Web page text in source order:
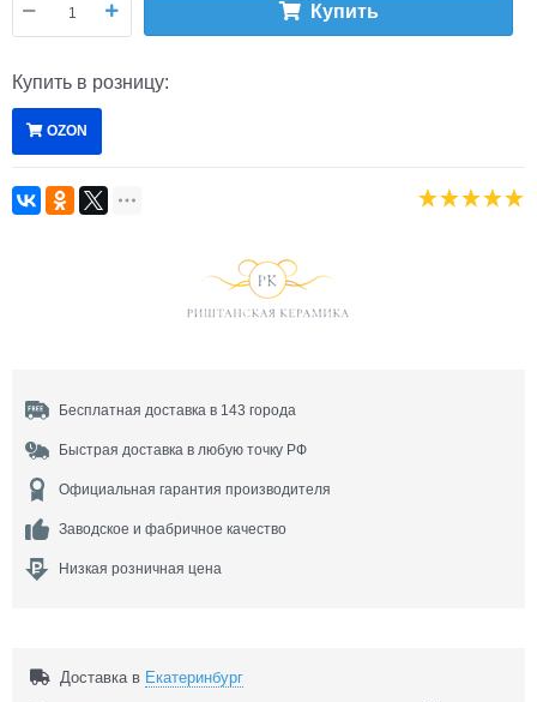
Купить
Купить в розницу:
OZON
Бесплатная доставка в 143 города
Быстрая доставка в любую точку РФ
Официальная гарантия производителя
Заводское и фабричное качество
Низкая розничная цена
Доставка в Екатеринбург